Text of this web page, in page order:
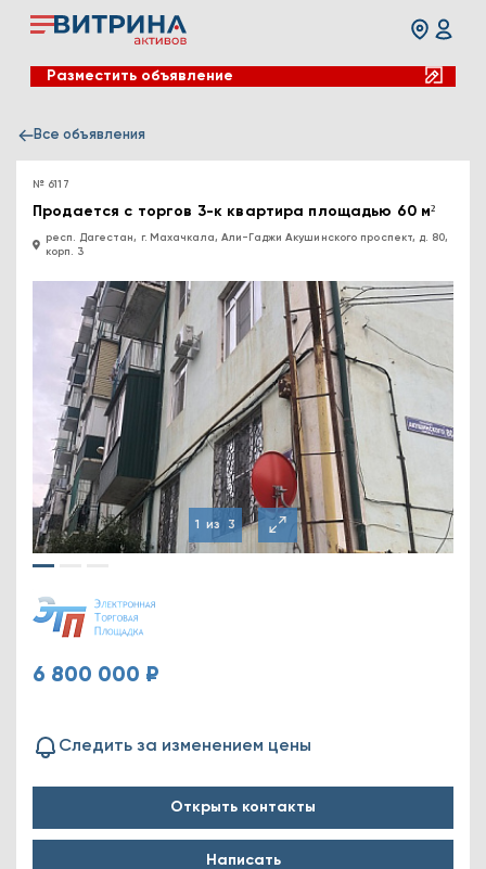
Разместить объявление
Все объявления
№ 6117
Продается с торгов 3-к квартира площадью 60 м²
респ. Дагестан, г. Махачкала, Али-Гаджи Акушинского проспект, д. 80,
корп. 3
1 из 3
6 800 000 ₽
Следить за изменением цены
Открыть контакты
Написать